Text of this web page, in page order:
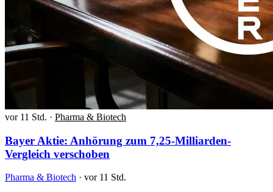
vor 11 Std. · Pharma & Biotech
Bayer Aktie: Anhörung zum 7,25-Milliarden-
Vergleich verschoben
Pharma & Biotech · vor 11 Std.